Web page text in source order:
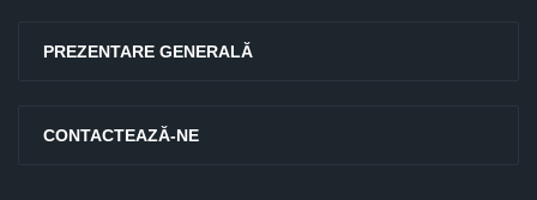
PREZENTARE GENERALĂ
CONTACTEAZĂ-NE